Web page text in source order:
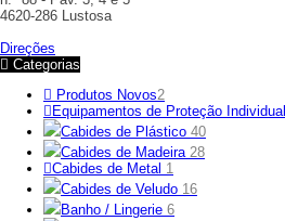
4620-286 Lustosa
Direções
Categorias
Produtos Novos2
Equipamentos de Proteção Individual
Cabides de Plástico 40
Cabides de Madeira 28
Cabides de Metal 1
Cabides de Veludo 16
Banho / Lingerie 6